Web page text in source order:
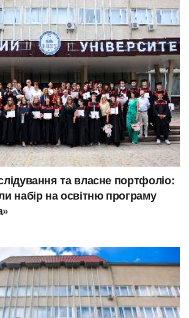
та власне портфоліо:
набір на освітню програму